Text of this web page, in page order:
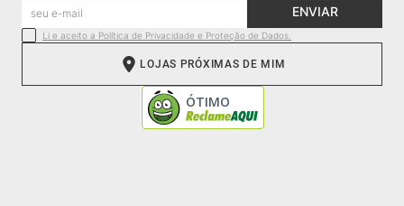
ENVIAR
Li e aceito a Política de Privacidade e Proteção de Dados.
LOJAS PRÓXIMAS DE MIM